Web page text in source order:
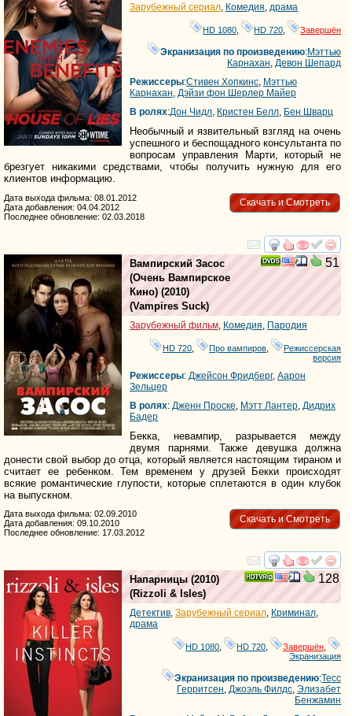
Зарубежный сериал, Комедия, драма
HD 1080 HD 720 Завершён
Экранизация по произведению:Мэттью
Карнахан,Девон Шепард
Режиссеры:Стивен Хопкинс, Мэттью
Карнахан, Дэйзи фон Шерлер Майер
В ролях:Дон Чидл, Кристен Белл, Бен Шварц
Необычный и язвительный взгляд на очень
успешного и беспощадного консультанта по
вопросам управления Марти, который не
брезгует никакими средствами, чтобы получить нужную для его
клиентов информацию.
Скачать и Смотреть
Дата выхода фильма: 08.01.2012
Дата добавления: 04.04.2012
Последнее обновление: 02.03.2018
смотреть
51
Вампирский Засос
(Очень Вампирское
Кино) (2010)
(Vampires Suck)
Зарубежный фильм Комедия Пародия
HD 720 Про вампиров
Режиссерская
версия
Режиссеры: Джейсон Фридберг, Аарон
Зельцер
В ролях: Дженн Проске Мэтт Лантер Дидрих
Бадер
Бекка, невампир, разрывается между
двумя парнями. Также девушка должна
донести свой выбор до отца, который является настоящим тираном и
считает ее ребенком. Тем временем у друзей Бекки происходят
всякие романтические глупости, которые сплетаются в один клубок
на выпускном.
Скачать и Смотреть
Дата выхода фильма: 02.09.2010
Дата добавления: 09.10.2010
Последнее обновление: 17.03.2012
смотреть
128
Напарницы (2010)
(Rizzoli & Isles)
Детектив, Зарубежный сериал, Криминал,
драма
HD 1080, HD 720, Завершён,
Экранизация
Экранизация по произведению:Тесс
Герритсен,Джоэль Филдс,Элизабет
Бенжамин